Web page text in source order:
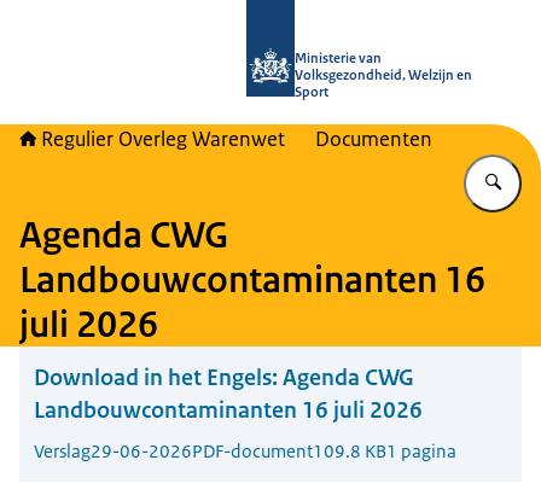
Ministerie van
Volksgezondheid, Welzijn en
Sport
Regulier Overleg Warenwet Documenten
Agenda CWG
Landbouwcontaminanten 16
juli 2026
Download in het Engels: Agenda CWG
Landbouwcontaminanten 16 juli 2026
Verslag29-06-2026PDF-document109.8 KB1 pagina